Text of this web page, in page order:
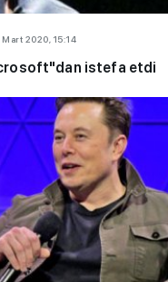
Mart 2020, 15:14
istefa etdi